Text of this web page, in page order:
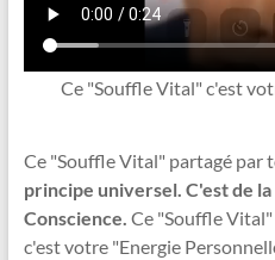
Ce "Souffle Vital" c'est
Ce "Souffle Vital" partagé par
principe universel. C'est de
Conscience. Ce "Souffle
c'est votre "Energie